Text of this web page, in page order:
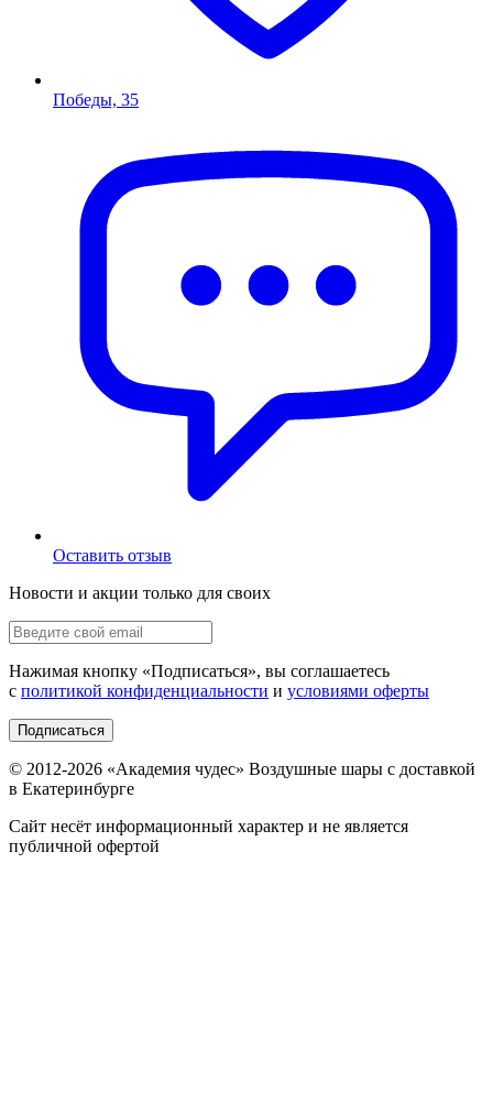
Победы, 35
Оставить отзыв
Новости и акции только для своих
Нажимая кнопку «Подписаться», вы соглашаетесь
с политикой конфиденциальности и условиями оферты
Подписаться
© 2012-2026 «Академия чудес» Воздушные шары с доставкой
в Екатеринбурге
Сайт несёт информационный характер и не является
публичной офертой